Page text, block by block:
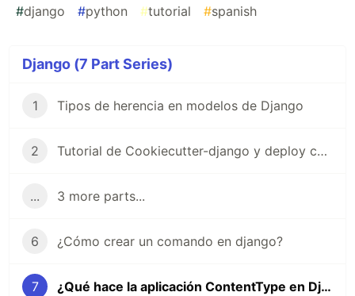
#django #python #tutorial #spanish
Django (7 Part Series)
1 Tipos de herencia en modelos de Django
2 Tutorial de Cookiecutter-django y deploy con Docker-compose en linux
... 3 more parts...
6 ¿Cómo crear un comando en django?
7 ¿Qué hace la aplicación ContentType en Django?